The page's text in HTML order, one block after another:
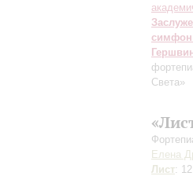
Света»
Елена
Лист: